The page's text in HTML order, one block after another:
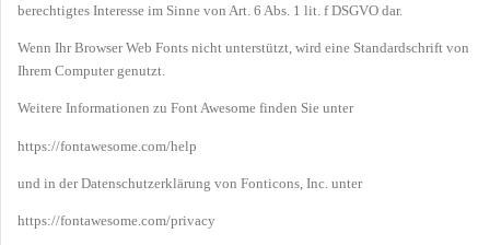
berechtigtes Interesse im Sinne von Art. 6 Abs. 1 lit. f DSGVO dar.
Wenn Ihr Browser Web Fonts nicht unterstützt, wird eine Standardschrift von
Ihrem Computer genutzt.
Weitere Informationen zu Font Awesome finden Sie unter
https://fontawesome.com/help
und in der Datenschutzerklärung von Fonticons, Inc. unter
https://fontawesome.com/privacy